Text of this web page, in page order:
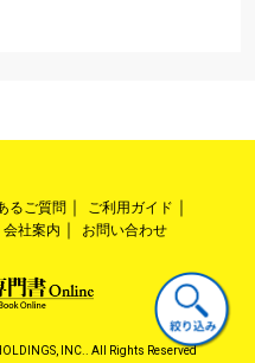
るご質問
ご利用ガイド
会社案内 お問い合わせ
INC.. All Rights Reserved